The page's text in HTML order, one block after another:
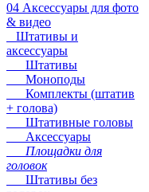
04 Аксессуары для фото
& видео
Штативы и
аксессуары
Штативы
Моноподы
Комплекты (штатив
+ голова)
Штативные головы
Аксессуары
Площадки для
головок
Штативы без